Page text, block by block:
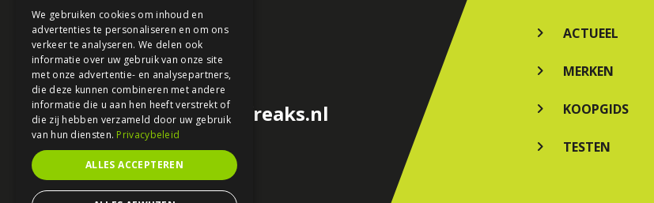
redactie@motorfreaks.nl
ACTUEEL
MERKEN
KOOPGIDS
TESTEN
We gebruiken cookies om inhoud en
advertenties te personaliseren en om ons
verkeer te analyseren. We delen ook
informatie over uw gebruik van onze site
met onze advertentie- en analysepartners,
die deze kunnen combineren met andere
informatie die u aan hen heeft verstrekt of
die zij hebben verzameld door uw gebruik
van hun diensten. Privacybeleid
ALLES ACCEPTEREN